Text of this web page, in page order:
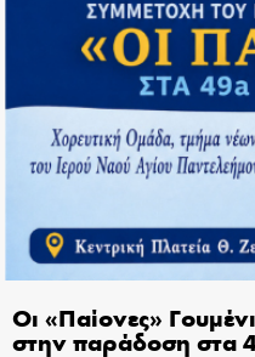
Οι «Παίονες»
στην παράδοση στα